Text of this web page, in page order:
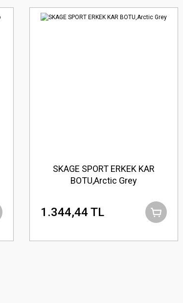
SKAGE SPORT ERKEK KAR
BOTU,Arctic Grey
1.344,44 TL